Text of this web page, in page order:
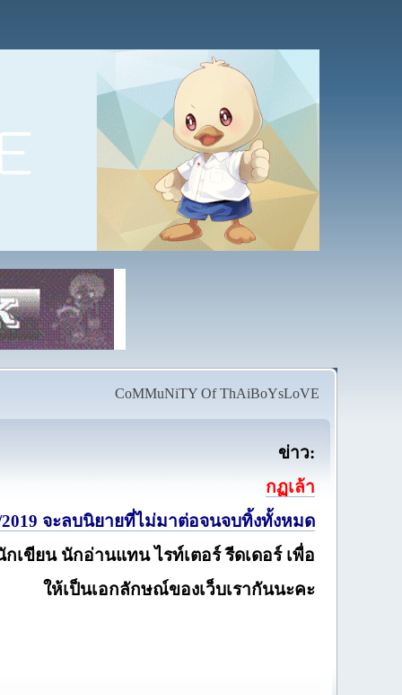
CoMMuNiTY Of ThAiBoYsLoVE
ข่าว:
กฏเล้า
2019 จะลบนิยายที่ไม่มาต่อจนจบทิ้งทั้งหมด
กเขียน นักอ่านแทน ไรท์เตอร์ รีดเดอร์ เพื่อ
ให้เป็นเอกลักษณ์ของเว็บเรากันนะคะ